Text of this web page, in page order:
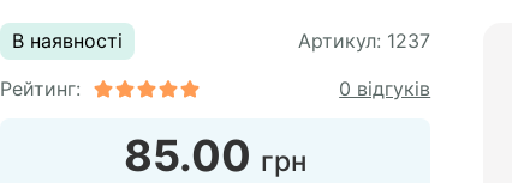
В наявності Артикул: 1237
Рейтинг:
0 відгуків
85.00 грн